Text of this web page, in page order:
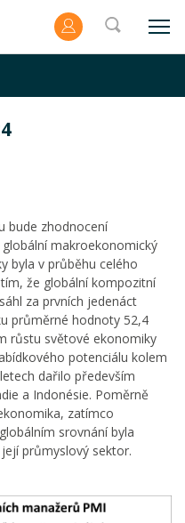
bude zhodnocení
makroekonomický
byla v průběhu celého
že globální kompozitní
za prvních jedenáct
průměrné hodnoty 52,4
růstu světové ekonomiky
potenciálu kolem
dařilo především
a Indonésie. Poměrně
zatímco
srovnání byla
průmyslový sektor.